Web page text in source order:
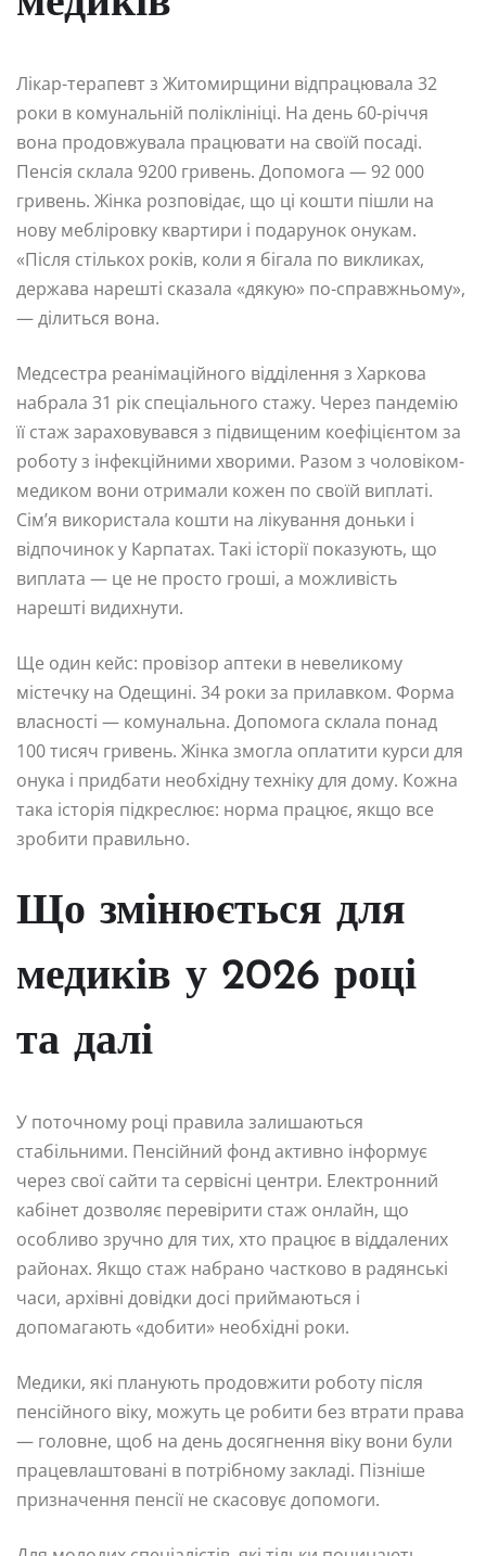
Лікар-терапевт з Житомирщини відпрацювала 32
роки в комунальній поліклініці. На день 60-річчя
вона продовжувала працювати на своїй посаді.
Пенсія склала 9200 гривень. Допомога — 92 000
гривень. Жінка розповідає, що ці кошти пішли на
нову мебліровку квартири і подарунок онукам.
«Після стількох років, коли я бігала по викликах,
держава нарешті сказала «дякую» по-справжньому»,
— ділиться вона.
Медсестра реанімаційного відділення з Харкова
набрала 31 рік спеціального стажу. Через пандемію
її стаж зараховувався з підвищеним коефіцієнтом за
роботу з інфекційними хворими. Разом з чоловіком-
медиком вони отримали кожен по своїй виплаті.
Сім’я використала кошти на лікування доньки і
відпочинок у Карпатах. Такі історії показують, що
виплата — це не просто гроші, а можливість
нарешті видихнути.
Ще один кейс: провізор аптеки в невеликому
містечку на Одещині. 34 роки за прилавком. Форма
власності — комунальна. Допомога склала понад
100 тисяч гривень. Жінка змогла оплатити курси для
онука і придбати необхідну техніку для дому. Кожна
така історія підкреслює: норма працює, якщо все
зробити правильно.
Що змінюється для
медиків у 2026 році
та далі
У поточному році правила залишаються
стабільними. Пенсійний фонд активно інформує
через свої сайти та сервісні центри. Електронний
кабінет дозволяє перевірити стаж онлайн, що
особливо зручно для тих, хто працює в віддалених
районах. Якщо стаж набрано частково в радянські
часи, архівні довідки досі приймаються і
допомагають «добити» необхідні роки.
Медики, які планують продовжити роботу після
пенсійного віку, можуть це робити без втрати права
— головне, щоб на день досягнення віку вони були
працевлаштовані в потрібному закладі. Пізніше
призначення пенсії не скасовує допомоги.